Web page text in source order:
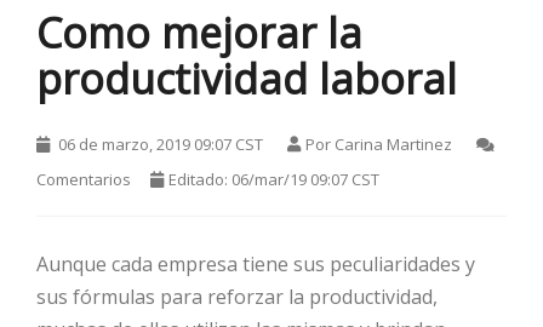
Como mejorar la
productividad laboral
06 de marzo, 2019 09:07 CST Por Carina Martinez
Comentarios
Editado: 06/mar/19 09:07 CST
Aunque cada empresa tiene sus peculiaridades y
sus fórmulas para reforzar la productividad,